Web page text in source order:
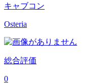
キャブコン
Osteria
総合評価
0